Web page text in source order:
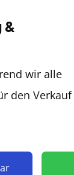
&
wir alle
den Verkauf